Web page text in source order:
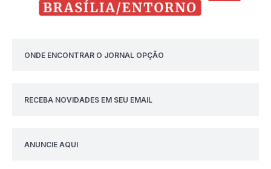
ONDE ENCONTRAR O JORNAL OPÇÃO
RECEBA NOVIDADES EM SEU EMAIL
ANUNCIE AQUI